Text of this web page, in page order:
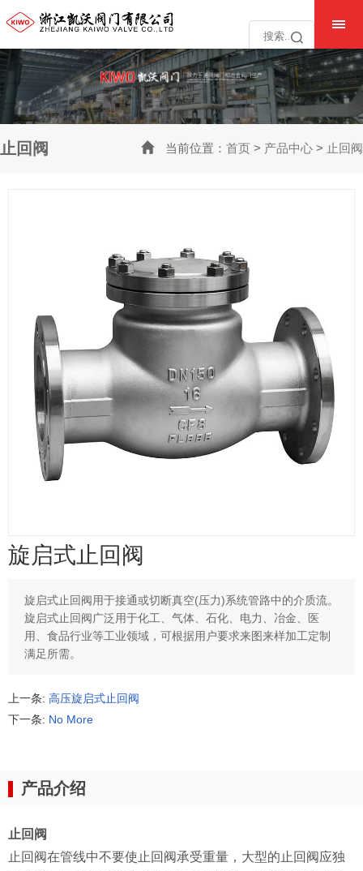
欢迎访问浙江凯沃阀门有限公司官网! www.kwvalves.com
全国统一销售热线： 15888225005 15888225055
止回阀 当前位置： 首页 > 产品中心 > 止回阀
旋启式止回阀
旋启式止回阀用于接通或切断真空(压力)系统管路中的介质流。
旋启式止回阀广泛用于化工、气体、石化、电力、冶金、医
用、食品行业等工业领域，可根据用户要求来图来样加工定制
满足所需。
上一条: 高压旋启式止回阀
下一条: No More
产品介绍
止回阀
止回阀在管线中不要使止回阀承受重量，大型的止回阀应独